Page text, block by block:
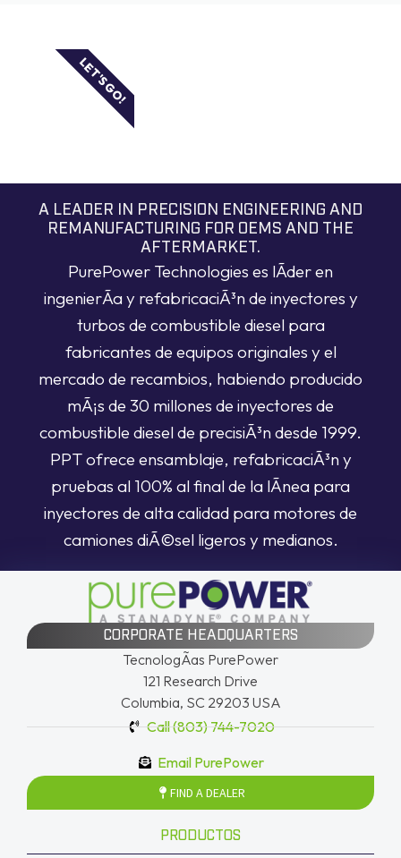
LET'S GO!
A LEADER IN PRECISION ENGINEERING AND
REMANUFACTURING FOR OEMS AND THE
AFTERMARKET.
PurePower Technologies es lÃ­der en
ingenierÃ­a y refabricaciÃ³n de inyectores y
turbos de combustible diesel para
fabricantes de equipos originales y el
mercado de recambios, habiendo producido
mÃ¡s de 30 millones de inyectores de
combustible diesel de precisiÃ³n desde 1999.
PPT ofrece ensamblaje, refabricaciÃ³n y
pruebas al 100% al final de la lÃ­nea para
inyectores de alta calidad para motores de
camiones diÃ©sel ligeros y medianos.
CORPORATE HEADQUARTERS
TecnologÃ­as PurePower
121 Research Drive
Columbia, SC 29203 USA
Call (803) 744-7020
Email PurePower
FIND A DEALER
PRODUCTOS